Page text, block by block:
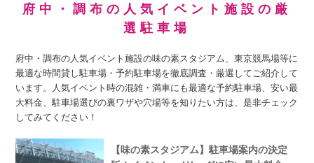
府中・調布の人気イベント施設の厳
選駐車場
府中・調布の人気イベント施設の味の素スタジアム、東京競馬場等に
最適な時間貸し駐車場・予約駐車場を徹底調査・厳選してご紹介して
います。人気イベント時の混雑・満車にも最適な予約駐車場、安い最
大料金、駐車場選びの裏ワザや穴場等を知りたい方は、是非チェック
してみてください！
【味の素スタジアム】駐車場案内の決定